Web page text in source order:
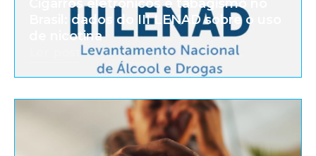
Cigarros eletrônicos e tabagismo no
Brasil: dados do III LENAD sobre o uso
de nicotina